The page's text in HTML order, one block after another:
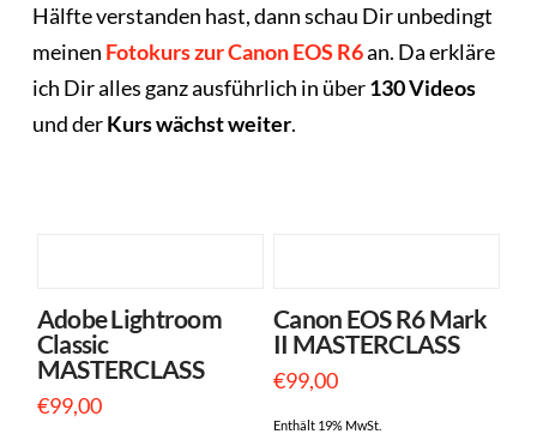
Hälfte verstanden hast, dann schau Dir unbedingt
meinen Fotokurs zur Canon EOS R6an. Da erkläre
ich Dir alles ganz ausführlich in über130 Videos
und derKurs wächst weiter.
5.00
Adobe Lightroom
Classic
MASTERCLASS
€99,00
5.00
Canon EOS R6 Mark
II MASTERCLASS
€99,00
Enthält 19% MwSt.